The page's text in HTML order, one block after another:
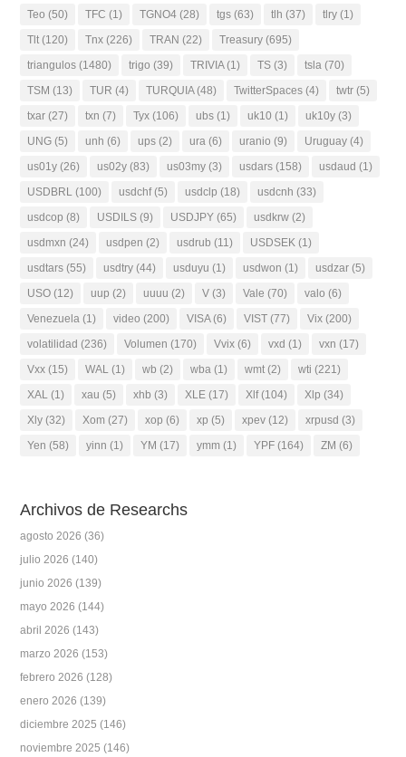
Teo (50) TFC (1) TGNO4 (28) tgs (63) tlh (37) tlry (1)
Tlt (120) Tnx (226) TRAN (22) Treasury (695)
triangulos (1480) trigo (39) TRIVIA(1) TS (3) tsla (70)
TSM (13) TUR (4) TURQUIA(48) TwitterSpaces (4) twtr (5)
txar (27) txn (7) Tyx (106) ubs (1) uk10 (1) uk10y (3)
UNG (5) unh (6) ups (2) ura (6) uranio (9) Uruguay (4)
us01y (26) us02y (83) us03my (3) usdars (158) usdaud (1)
USDBRL (100) usdchf(5) usdclp (18) usdcnh (33)
usdcop (8) USDILS (9) USDJPY (65) usdkrw (2)
usdmxn (24) usdpen (2) usdrub (11) USDSEK (1)
usdtars (55) usdtry (44) usduyu (1) usdwon (1) usdzar (5)
USO (12) uup (2) uuuu (2) V (3) Vale (70) valo (6)
Venezuela (1) video (200) VISA(6) VIST (77) Vix (200)
volatilidad (236) Volumen (170) Vvix (6) vxd (1) vxn (17)
Vxx (15) WAL (1) wb (2) wba (1) wmt (2) wti (221)
XAL (1) xau (5) xhb (3) XLE (17) Xlf(104) Xlp (34)
Xly (32) Xom (27) xop (6) xp (5) xpev (12) xrpusd (3)
Yen (58) yinn (1) YM (17) ymm (1) YPF (164) ZM (6)
Archivos de Researchs
agosto 2026 (36)
julio 2026 (140)
junio 2026 (139)
mayo 2026 (144)
abril 2026 (143)
marzo 2026 (153)
febrero 2026 (128)
enero 2026 (139)
diciembre 2025 (146)
noviembre 2025 (146)